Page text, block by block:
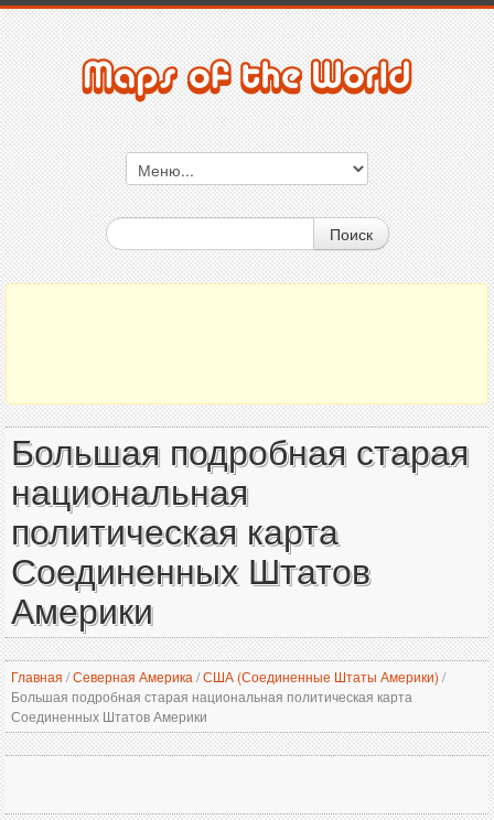
Поиск
Большая подробная старая
национальная
политическая карта
Соединенных Штатов
Америки
Главная /Северная Америка /США (Соединенные Штаты Америки) /
Большая подробная старая национальная политическая карта
Соединенных Штатов Америки